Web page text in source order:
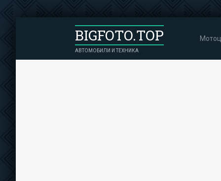
BIGFOTO.TOP
АВТОМОБИЛИ И ТЕХНИКА